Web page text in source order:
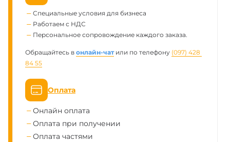
Специальные условия для бизнеса
Работаем с НДС
Персональное сопровождение каждого заказа.
Обращайтесь в онлайн-чатили по телефону (097) 428
84 55
Оплата
Онлайн оплата
Оплата при получении
Оплата частями